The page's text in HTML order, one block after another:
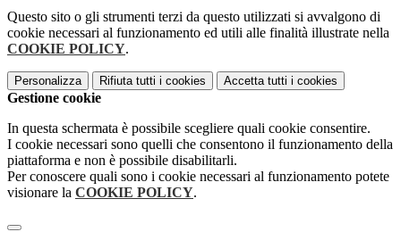
Questo sito o gli strumenti terzi da questo utilizzati si avvalgono di
cookie necessari al funzionamento ed utili alle finalità illustrate nella
COOKIE POLICY.
Personalizza Rifiuta tutti i cookies Accetta tutti i cookies
Gestione cookie
In questa schermata è possibile scegliere quali cookie consentire.
I cookie necessari sono quelli che consentono il funzionamento della
piattaforma e non è possibile disabilitarli.
Per conoscere quali sono i cookie necessari al funzionamento potete
visionare la COOKIE POLICY.